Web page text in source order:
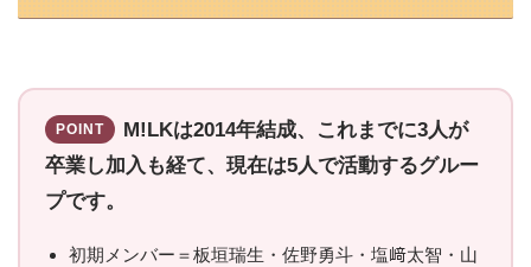
POINT
M!LKは2014年結成、これまでに3人が
卒業し加入も経て、現在は5人で活動するグルー
プです。
初期メンバー＝板垣瑞生・佐野勇斗・塩﨑太智・山